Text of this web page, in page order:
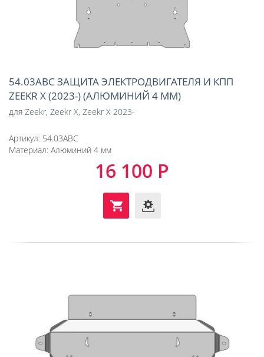
54.03ABC ЗАЩИТА ЭЛЕКТРОДВИГАТЕЛЯ И КПП
ZEEKR Х (2023-) (АЛЮМИНИЙ 4 ММ)
для Zeekr, Zeekr X, Zeekr X 2023-
Артикул: 54.03ABC
Материал: Алюминий 4 мм
16 100 Р